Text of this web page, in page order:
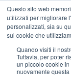
Questo sito web
utilizzati per migliorare
personalizzati, sia su
sui cookie che
Quando visiti il
Tuttavia, per poter
un piccolo cookie
nuovamente questa